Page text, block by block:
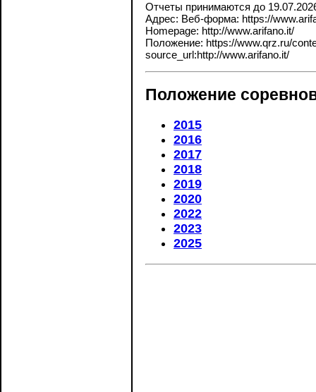
Отчеты принимаются до
Адрес: Веб-форма: https://
Homepage: http://www.arifano.it/
Положение: https://www.qrz.ru/
source_url:http://www.arifano.it/
Положение
2015
2016
2017
2018
2019
2020
2022
2023
2025